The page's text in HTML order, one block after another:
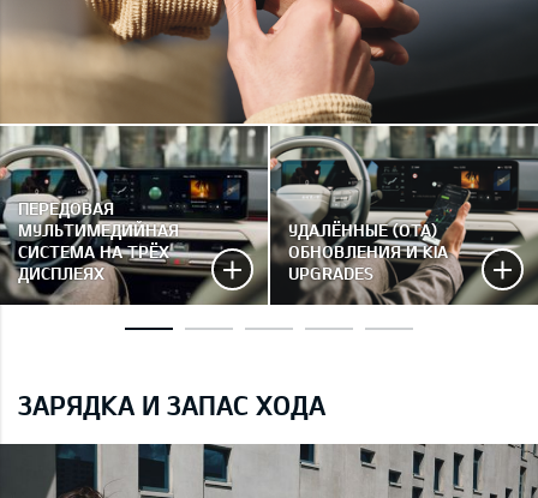
ПЕРЕДОВАЯ
МУЛЬТИМЕДИЙНАЯ
СИСТЕМА НА ТРЁХ
ДИСПЛЕЯХ
УДАЛЁННЫЕ (OTA)
ОБНОВЛЕНИЯ И KIA
UPGRADES
ЗАРЯДКА И ЗАПАС ХОДА